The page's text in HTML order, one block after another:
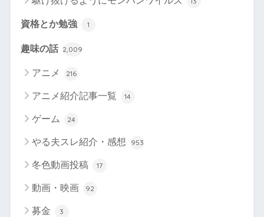
資格とか勉強 1
趣味の話 2,009
アニメ 216
アニメ紹介記事一覧 14
ゲーム 24
やる夫スレ紹介・感想 953
冬色動画投稿 17
動画・映画 92
募金 3